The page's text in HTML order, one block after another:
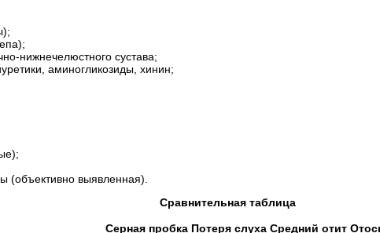
нижнечелюстного сустава;
аминогликозиды, хинин;
(объективно выявленная).
Сравнительная таблица
Серная пробка Потеря слуха Средний отит